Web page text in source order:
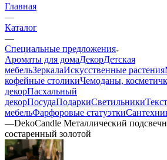
Главная
—
Каталог
—
Специальные предложения
Ароматы для домаДекорДетская
мебельЗеркалаИскусственные растения
кофейные столикиЧемоданы,
декорПасхальный
декорПосудаПодаркиСветильники
мебельФарфоровые статуэтки
—DekoCandle Металлический
состаренный золотой